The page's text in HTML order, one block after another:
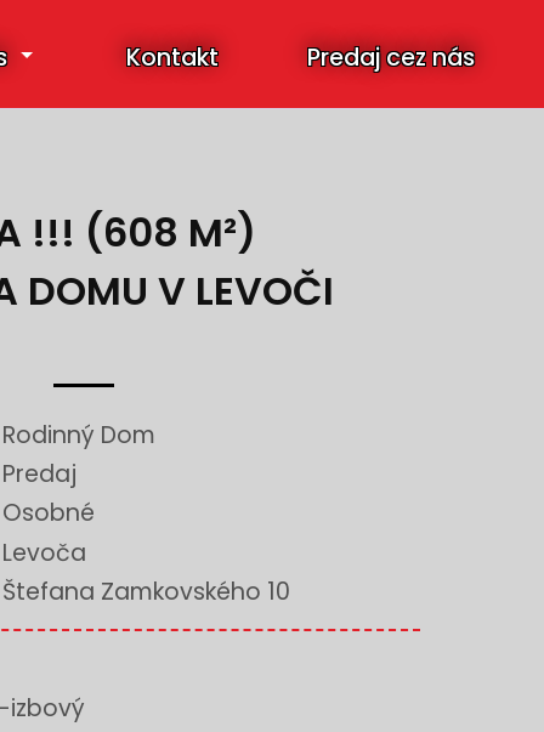
Kontakt Predaj cez nás
!!! (608 M²)
DOMU V LEVOČI
Rodinný Dom
Predaj
Osobné
Levoča
Štefana Zamkovského 10
izbový